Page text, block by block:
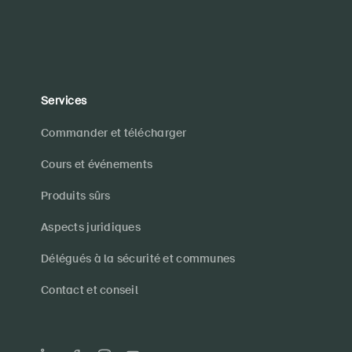
Services
Commander et télécharger
Cours et événements
Produits sûrs
Aspects juridiques
Délégués à la sécurité et communes
Contact et conseil